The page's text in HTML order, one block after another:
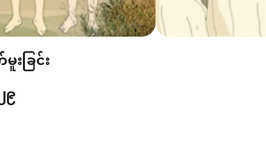
းြခင်း
၉